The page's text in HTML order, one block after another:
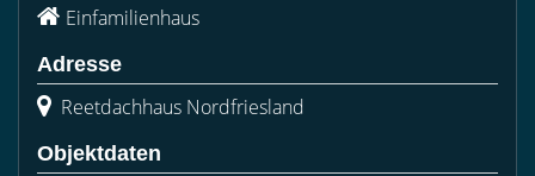
Einfamilienhaus
Adresse
Reetdachhaus Nordfriesland
Objektdaten